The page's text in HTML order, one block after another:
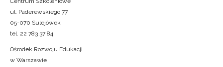
ul. Paderewskiego 77
05-070 Sulejówek
tel. 22 783 37 84
Ośrodek Rozwoju Edukacji
w Warszawie